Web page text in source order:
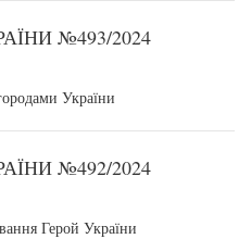
№493/2024
України
№492/2024
Герой України